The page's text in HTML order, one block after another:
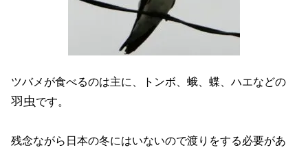
ツバメが食べるのは主に、トンボ、蛾、蝶、ハエなどの
羽虫です。
残念ながら日本の冬にはいないので渡りをする必要があ